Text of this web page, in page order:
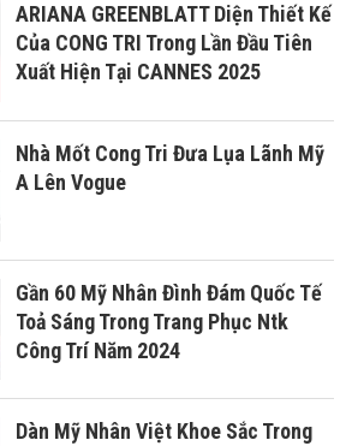
ARIANA GREENBLATT Diện Thiết Kế
Của CONG TRI Trong Lần Đầu Tiên
Xuất Hiện Tại CANNES 2025
Nhà Mốt Cong Tri Đưa Lụa Lãnh Mỹ
A Lên Vogue
Gần 60 Mỹ Nhân Đình Đám Quốc Tế
Toả Sáng Trong Trang Phục Ntk
Công Trí Năm 2024
Dàn Mỹ Nhân Việt Khoe Sắc Trong